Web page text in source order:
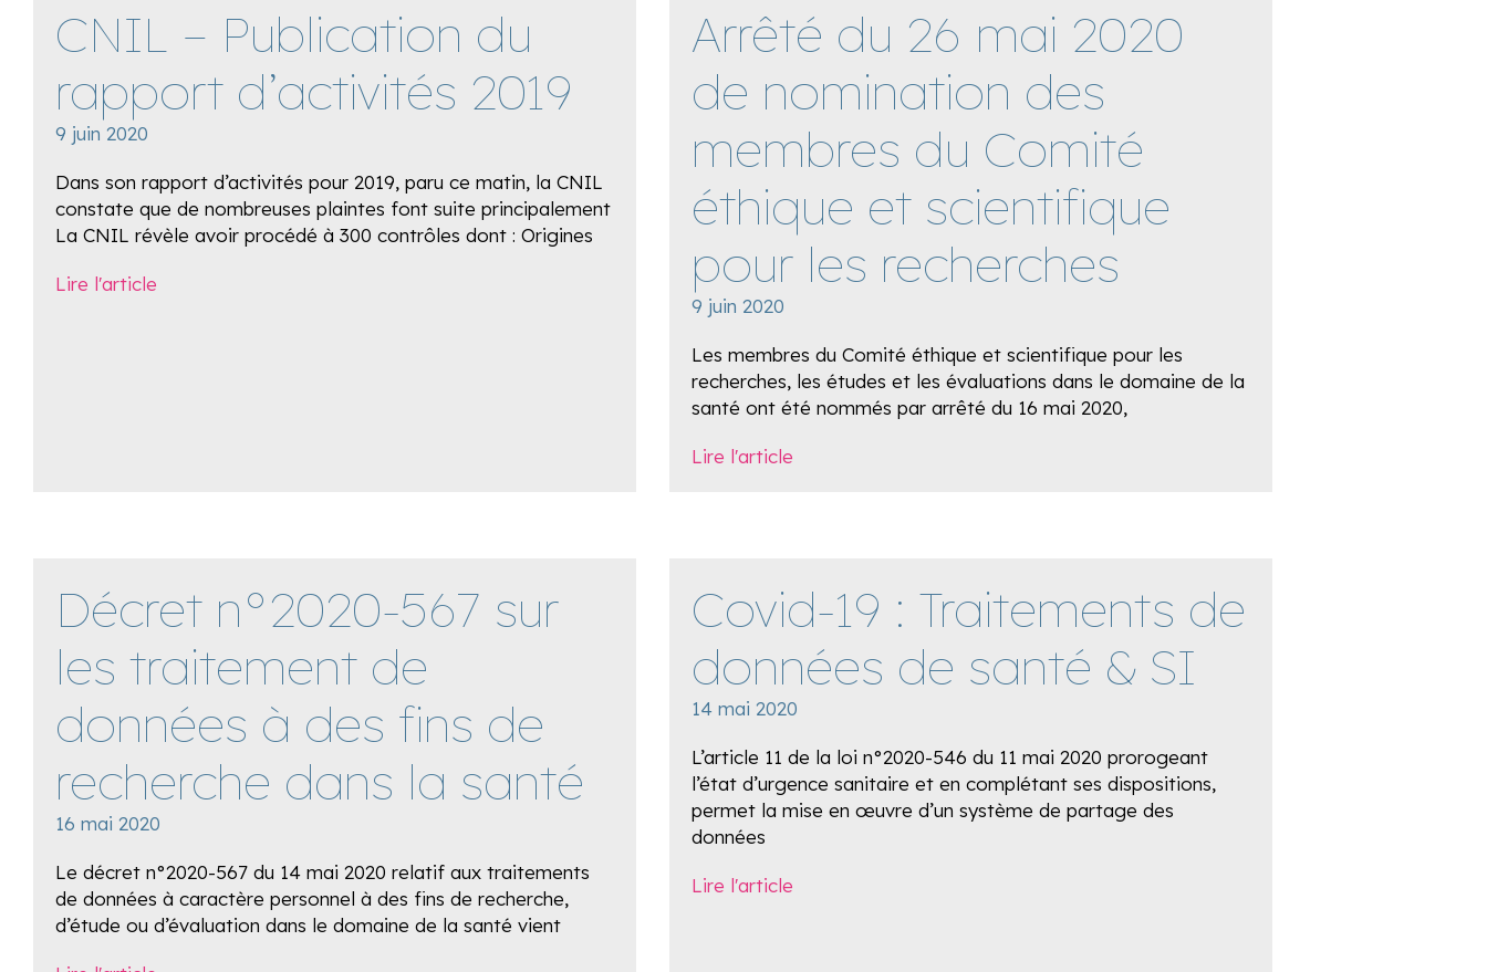
CNIL – Publication du
rapport d’activités 2019
9 juin 2020
Dans son rapport d’activités pour 2019, paru ce matin, la CNIL
constate que de nombreuses plaintes font suite principalement
La CNIL révèle avoir procédé à 300 contrôles dont : Origines
Lire l'article
Arrêté du 26 mai 2020
de nomination des
membres du Comité
éthique et scientifique
pour les recherches
9 juin 2020
Les membres du Comité éthique et scientifique pour les
recherches, les études et les évaluations dans le domaine de la
santé ont été nommés par arrêté du 16 mai 2020,
Lire l'article
Décret n°2020-567 sur
les traitement de
données à des fins de
recherche dans la santé
16 mai 2020
Le décret n°2020-567 du 14 mai 2020 relatif aux traitements
de données à caractère personnel à des fins de recherche,
d’étude ou d’évaluation dans le domaine de la santé vient
Covid-19 : Traitements de
données de santé & SI
14 mai 2020
L’article 11 de la loi n°2020-546 du 11 mai 2020 prorogeant
l’état d’urgence sanitaire et en complétant ses dispositions,
permet la mise en œuvre d’un système de partage des
données
Lire l'article